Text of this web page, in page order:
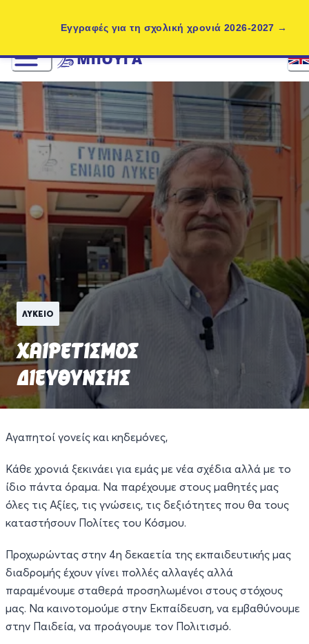
Εγγραφές για τη σχολική χρονιά 2026-2027
ΛΥΚΕΙΟ
ΧΑΙΡΕΤΙΣΜΟΣ
ΔΙΕΥΘΥΝΣΗΣ
Αγαπητοί γονείς και κηδεμόνες,
Κάθε χρονιά ξεκινάει για εμάς με νέα σχέδια αλλά με το
ίδιο πάντα όραμα. Να παρέχουμε στους μαθητές μας
όλες τις Αξίες, τις γνώσεις, τις δεξιότητες που θα τους
καταστήσουν Πολίτες του Κόσμου.
Προχωρώντας στην 4η δεκαετία της εκπαιδευτικής μας
διαδρομής έχουν γίνει πολλές αλλαγές αλλά
παραμένουμε σταθερά προσηλωμένοι στους στόχους
μας. Να καινοτομούμε στην Εκπαίδευση, να εμβαθύνουμε
στην Παιδεία, να προάγουμε τον Πολιτισμό.